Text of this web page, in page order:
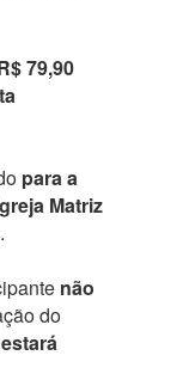
79,90
para a
Matriz
.
não
do